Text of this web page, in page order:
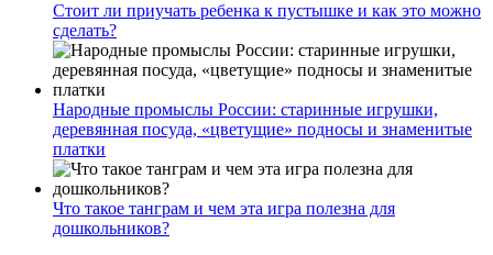
Стоит ли приучать ребенка к пустышке и как это можно
сделать?
Народные промыслы России: старинные игрушки,
деревянная посуда, «цветущие» подносы и знаменитые
платки
Что такое танграм и чем эта игра полезна для
дошкольников?